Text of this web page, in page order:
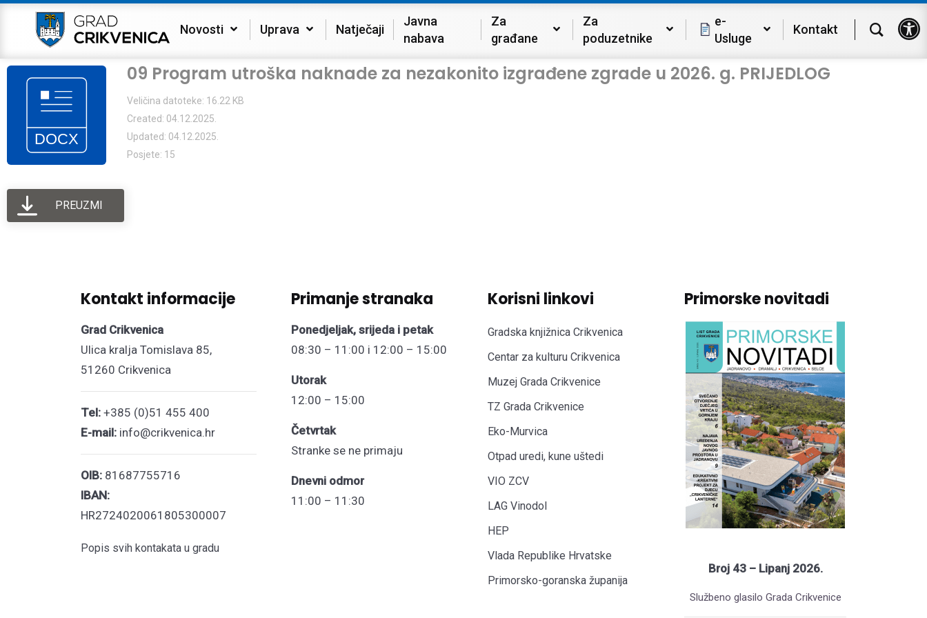
Novosti Uprava Natječaji
Javna
nabava
Za
građane
Za
poduzetnike
e-
Usluge
Kontakt
09 Program utroška naknade za nezakonito izgrađene zgrade u 2026. g. PRIJEDLOG
Veličina datoteke: 16.22 KB
Created: 04.12.2025.
Updated: 04.12.2025.
Posjete: 15
PREUZMI
Kontakt informacije
Grad Crikvenica
Ulica kralja Tomislava 85,
51260 Crikvenica
Tel: +385 (0)51 455 400
E-mail: info@crikvenica.hr
OIB: 81687755716
IBAN:
HR2724020061805300007
Popis svih kontakata u gradu
Primanje stranaka
Ponedjeljak, srijeda i petak
08:30 – 11:00 i 12:00 – 15:00
Utorak
12:00 – 15:00
Četvrtak
Stranke se ne primaju
Dnevni odmor
11:00 – 11:30
Korisni linkovi
Gradska knjižnica Crikvenica
Centar za kulturu Crikvenica
Muzej Grada Crikvenice
TZ Grada Crikvenice
Eko-Murvica
Otpad uredi, kune uštedi
VIO ZCV
LAG Vinodol
HEP
Vlada Republike Hrvatske
Primorsko-goranska županija
Primorske novitadi
Broj 43 – Lipanj 2026.
Službeno glasilo Grada Crikvenice